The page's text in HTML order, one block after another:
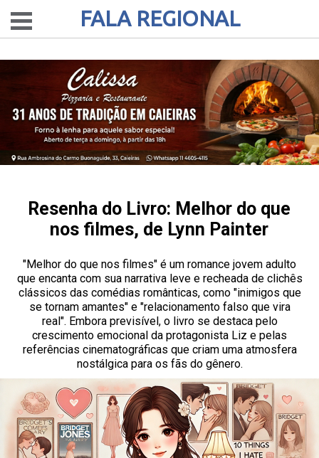
FALA REGIONAL
Resenha do Livro: Melhor do que
nos filmes, de Lynn Painter
"Melhor do que nos filmes" é um romance jovem adulto
que encanta com sua narrativa leve e recheada de clichês
clássicos das comédias românticas, como "inimigos que
se tornam amantes" e "relacionamento falso que vira
real". Embora previsível, o livro se destaca pelo
crescimento emocional da protagonista Liz e pelas
referências cinematográficas que criam uma atmosfera
nostálgica para os fãs do gênero.